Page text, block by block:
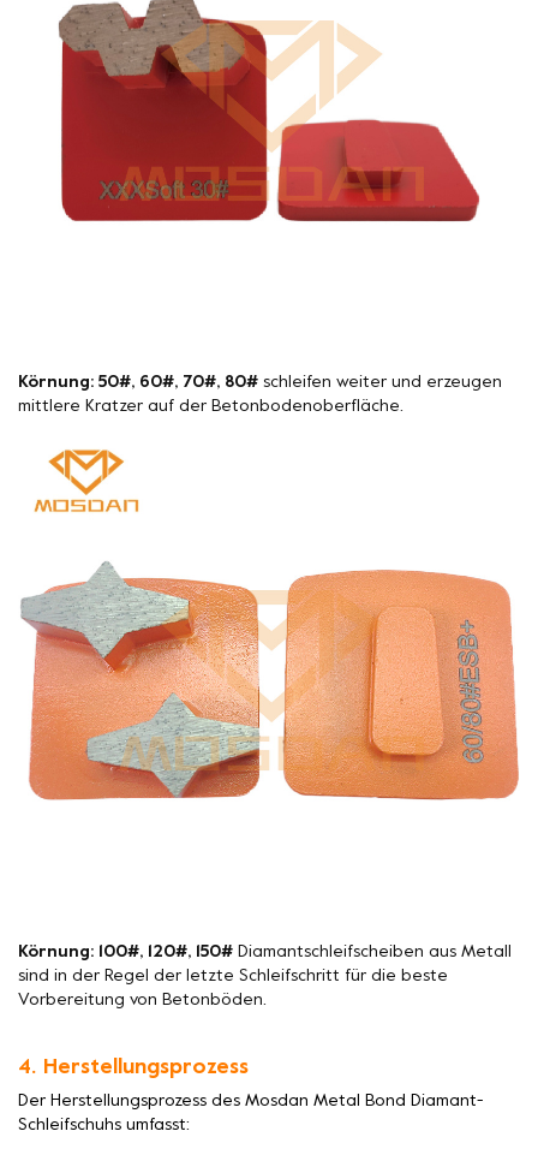
Körnung: 50#, 60#, 70#, 80# schleifen weiter und erzeugen
mittlere Kratzer auf der Betonbodenoberfläche.
Körnung: 100#, 120#, 150#
Diamantschleifscheiben aus Metall
sind in der Regel der letzte Schleifschritt für die beste
Vorbereitung von Betonböden.
4. Herstellungsprozess
Der Herstellungsprozess des Mosdan Metal Bond Diamant-
Schleifschuhs umfasst: